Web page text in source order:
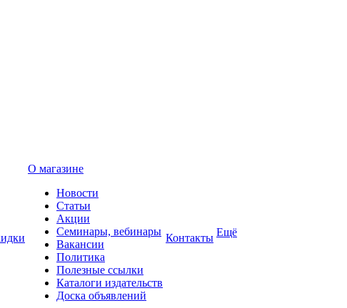
О магазине
Новости
Статьи
Акции
Семинары, вебинары
Вакансии
Политика
Полезные ссылки
Каталоги издательств
Доска объявлений
Контакты Ещё